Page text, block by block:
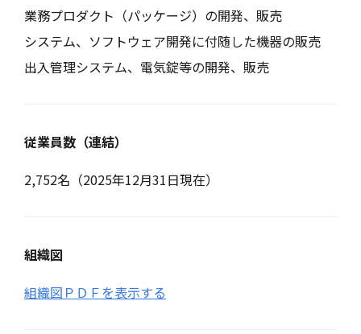
業務プロダクト（パッケージ）の開発、販売
システム、ソフトウェア開発に付随した機器の販売
出入管理システム、電気錠等の開発、販売
従業員数（連結）
2,752名（2025年12月31日現在）
組織図
組織図ＰＤＦを表示する